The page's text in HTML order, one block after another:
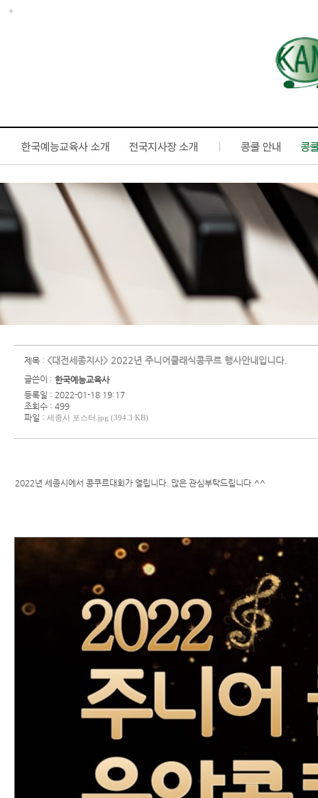
제목 : <대전세종지사> 2022년 주니어클래식콩쿠르 행사안내입니다.
글쓴이 : 한국예능교육사
등록일 : 2022-01-18 19:17
조회수 : 499
파일 : 세종시 포스터.jpg (394.3 KB)
2022년 세종시에서 콩쿠르대회가 열립니다. 많은 관심부탁드립니다.^^